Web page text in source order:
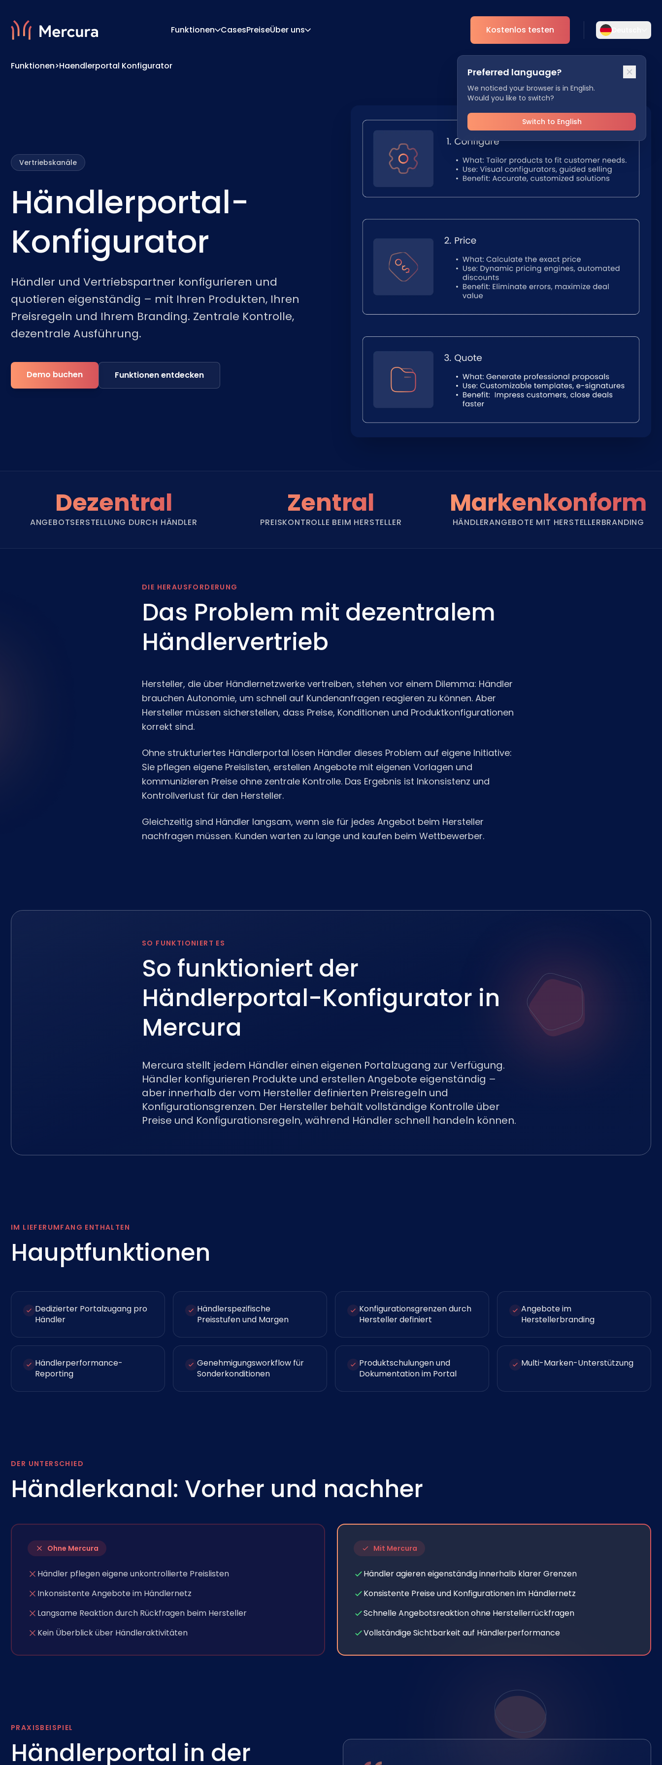
Funktionen
Analytics
CasesPreiseÜber uns
Preferred language?
We noticed your browser is in English.
Would you like to switch?
Switch to English
Kostenlos testen Deutsch
Wählen Sie Ihre bevorzugte Sprache für
eine persönlichere Erfahrung.
English Deutsch
Español Dansk
Svenska
SV
Italiano
IT
Français 日本語
Funktionen>Haendlerportal Konfigurator
Vertriebskanäle
Händlerportal-
Konfigurator
Händler und Vertriebspartner konfigurieren und
quotieren eigenständig – mit Ihren Produkten, Ihren
Preisregeln und Ihrem Branding. Zentrale Kontrolle,
dezentrale Ausführung.
Demo buchen Funktionen entdecken
Dezentral
ANGEBOTSERSTELLUNG DURCH HÄNDLER
Zentral
PREISKONTROLLE BEIM HERSTELLER
Markenkonform
HÄNDLERANGEBOTE MIT HERSTELLERBRANDING
DIE HERAUSFORDERUNG
Das Problem mit dezentralem
Händlervertrieb
Hersteller, die über Händlernetzwerke vertreiben, stehen vor einem Dilemma: Händler
brauchen Autonomie, um schnell auf Kundenanfragen reagieren zu können. Aber
Hersteller müssen sicherstellen, dass Preise, Konditionen und Produktkonfigurationen
korrekt sind.
Ohne strukturiertes Händlerportal lösen Händler dieses Problem auf eigene Initiative:
Sie pflegen eigene Preislisten, erstellen Angebote mit eigenen Vorlagen und
kommunizieren Preise ohne zentrale Kontrolle. Das Ergebnis ist Inkonsistenz und
Kontrollverlust für den Hersteller.
Gleichzeitig sind Händler langsam, wenn sie für jedes Angebot beim Hersteller
nachfragen müssen. Kunden warten zu lange und kaufen beim Wettbewerber.
SO FUNKTIONIERT ES
So funktioniert der
Händlerportal-Konfigurator in
Mercura
Mercura stellt jedem Händler einen eigenen Portalzugang zur Verfügung.
Händler konfigurieren Produkte und erstellen Angebote eigenständig –
aber innerhalb der vom Hersteller definierten Preisregeln und
Konfigurationsgrenzen. Der Hersteller behält vollständige Kontrolle über
Preise und Konfigurationsregeln, während Händler schnell handeln können.
IM LIEFERUMFANG ENTHALTEN
Hauptfunktionen
Dedizierter Portalzugang pro
Händler
Händlerspezifische
Preisstufen und Margen
Konfigurationsgrenzen durch
Hersteller definiert
Angebote im
Herstellerbranding
Händlerperformance-
Reporting
Genehmigungsworkflow für
Sonderkonditionen
Produktschulungen und
Dokumentation im Portal
Multi-Marken-Unterstützung
DER UNTERSCHIED
Händlerkanal: Vorher und nachher
Ohne Mercura
Händler pflegen eigene unkontrollierte Preislisten
Inkonsistente Angebote im Händlernetz
Langsame Reaktion durch Rückfragen beim Hersteller
Kein Überblick über Händleraktivitäten
Mit Mercura
Händler agieren eigenständig innerhalb klarer Grenzen
Konsistente Preise und Konfigurationen im Händlernetz
Schnelle Angebotsreaktion ohne Herstellerrückfragen
Vollständige Sichtbarkeit auf Händlerperformance
PRAXISBEISPIEL
Händlerportal in der